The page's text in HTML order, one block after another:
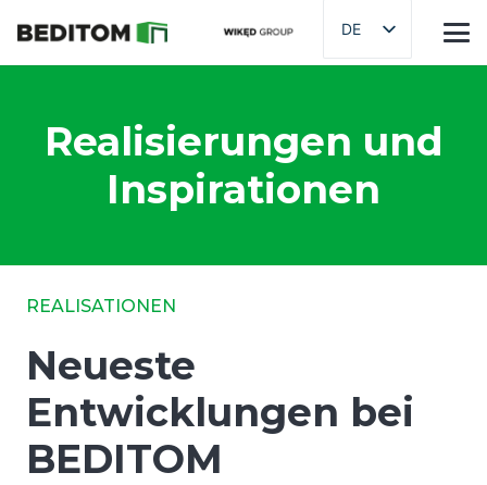
DE
Realisierungen und
Inspirationen
REALISATIONEN
Neueste
Entwicklungen bei
BEDITOM